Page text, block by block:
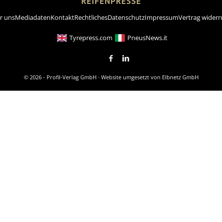
unsMediadatenKontaktRechtlichesDatenschutzImpressumVertrag
Tyrepress.com PneusNews.it
© 2026 - Profil-Verlag GmbH · Website umgesetzt von Elbnetz GmbH